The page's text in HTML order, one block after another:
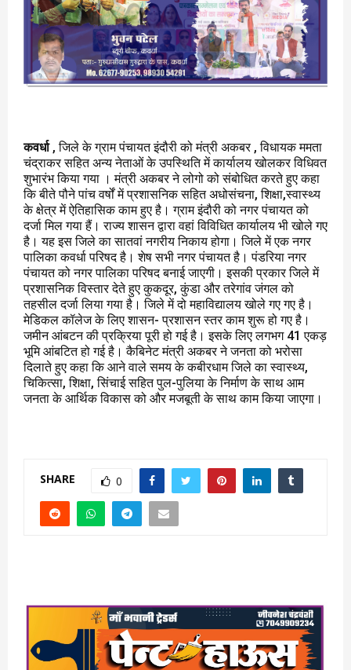
कवर्धा, जिले के ग्राम पंचायत इंदौरी को मंत्री अकबर , विधायक ममता
चंद्राकर सहित अन्य नेताओं के उपस्थिति में कार्यालय खोलकर विधिवत
शुभारंभ किया गया । मंत्री अकबर ने लोगो को संबोधित करते हुए कहा
कि बीते पौने पांच वर्षों में प्रशासनिक सहित अधोसंचना, शिक्षा,स्वास्थ्य
के क्षेत्र में ऐतिहासिक काम हुए है। ग्राम इंदौरी को नगर पंचायत को
दर्जा मिल गया हैं। राज्य शासन द्वारा वहां विविधित कार्यालय भी खोले गए
है। यह इस जिले का सातवां नगरीय निकाय होगा। जिले में एक नगर
पालिका कवर्धा परिषद है। शेष सभी नगर पंचायत है। पंडरिया नगर
पंचायत को नगर पालिका परिषद बनाई जाएगी। इसकी प्रकार जिले में
प्रशासनिक विस्तार देते हुए कुकदूर, कुंडा और तरेगांव जंगल को
तहसील दर्जा लिया गया है। जिले में दो महाविद्यालय खोले गए गए है।
मेडिकल कॉलेज के लिए शासन- प्रशासन स्तर काम शुरू हो गए है।
जमीन आंबटन की प्रक्रिया पूरी हो गई है। इसके लिए लगभग 41 एकड़
भूमि आंबटित हो गई है। कैबिनेट मंत्री अकबर ने जनता को भरोसा
दिलाते हुए कहा कि आने वाले समय के कबीरधाम जिले का स्वास्थ्य,
चिकित्सा, शिक्षा, सिंचाई सहित पुल-पुलिया के निर्माण के साथ आम
जनता के आर्थिक विकास को और मजबूती के साथ काम किया जाएगा।
SHARE 0